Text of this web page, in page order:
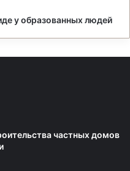
у образованных людей
частных домов